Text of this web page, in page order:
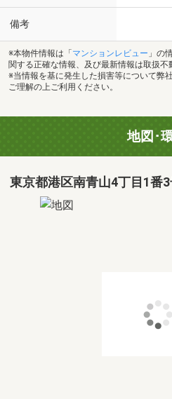
備考
※本物件情報は「 マンションレビュー 」の
関する正確な情報、及び最新情報は取扱不
※当情報を基に発生した損害等について弊
ご理解の上ご利用ください。
地図･
東京都港区南青山4丁目1番